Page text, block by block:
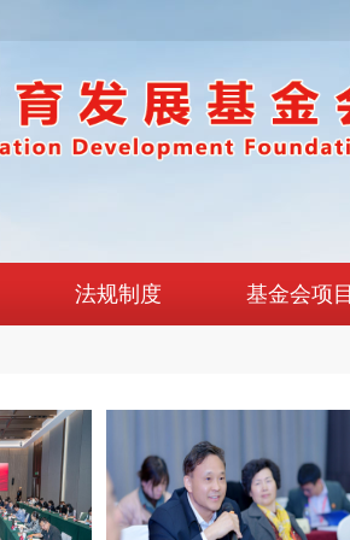
法规制度 基金会项目